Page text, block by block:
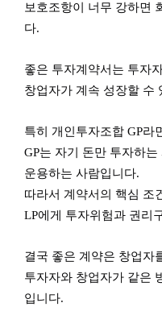
보호조항이 너무 강하면
다.
좋은 투자계약서는 투자
창업자가 계속 성장할 수
특히 개인투자조합 GP라
GP는 자기 돈만 투자하
운용하는 사람입니다.
따라서 계약서의 핵심 조
LP에게 투자위험과 권리
결국 좋은 계약은 창업자
투자자와 창업자가 같은
입니다.